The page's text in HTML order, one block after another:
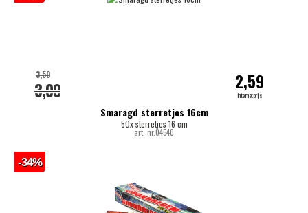
Smaragd sterretjes 16cm
50x sterretjes 16 cm
art. nr.04540
3,00
3,50 2,59
internetprijs
-34%